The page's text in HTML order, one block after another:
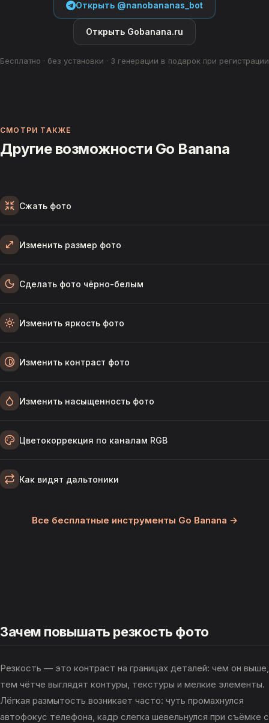
Открыть @nanobananas_bot
Открыть Gobanana.ru
Бесплатно · без установки · 3 генерации в подарок при регистрации
СМОТРИ ТАКЖЕ
Другие возможности Go Banana
Сжать фото
Изменить размер фото
Сделать фото чёрно-белым
Изменить яркость фото
Изменить контраст фото
Изменить насыщенность фото
Цветокоррекция по каналам RGB
Как видят дальтоники
Все бесплатные инструменты Go Banana →
Зачем повышать резкость фото
Резкость — это контраст на границах деталей: чем он выше,
тем чётче выглядят контуры, текстуры и мелкие элементы.
Лёгкая размытость возникает часто: чуть промахнулся
автофокус телефона, кадр слегка шевельнулся при съёмке с